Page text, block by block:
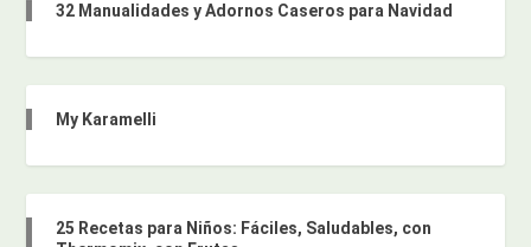
32 Manualidades y Adornos Caseros para Navidad
My Karamelli
25 Recetas para Niños: Fáciles, Saludables, con